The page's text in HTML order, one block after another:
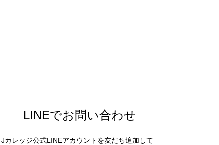
LINEでお問い合わせ
Jカレッジ公式LINEアカウントを友だち追加して